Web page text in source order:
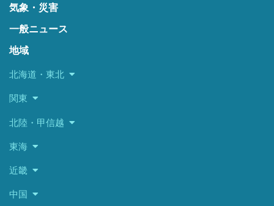
気象・災害
一般ニュース
地域
北海道・東北
関東
北陸・甲信越
東海
近畿
中国